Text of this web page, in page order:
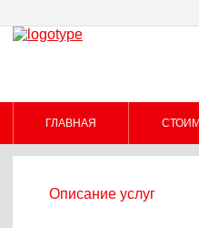
ГЛАВНАЯ
Описание услуг